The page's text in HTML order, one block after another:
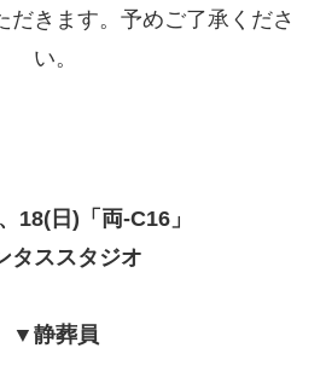
だきます。予めご了承くださ
い。
18(日)「両-C16」
タススタジオ
▼静葬員